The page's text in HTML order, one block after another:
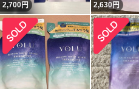
2,700円 2,630円